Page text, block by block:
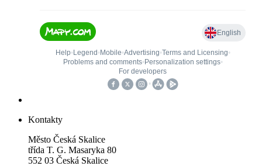
Kontakty
Město Česká Skalice
třída T. G. Masaryka 80
552 03 Česká Skalice